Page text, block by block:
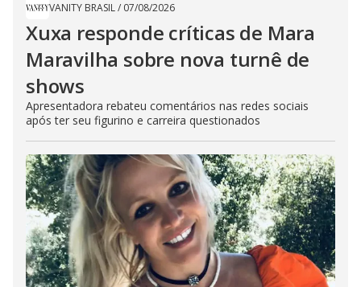
VANITY BRASIL/ 07/08/2026
Xuxa responde críticas de Mara
Maravilha sobre nova turnê de
shows
Apresentadora rebateu comentários nas redes sociais
após ter seu figurino e carreira questionados